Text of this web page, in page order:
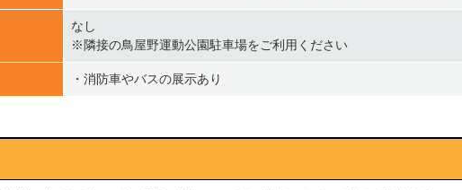
なし
※隣接の鳥屋野運動公園駐車場をご利用ください
・消防車やバスの展示あり